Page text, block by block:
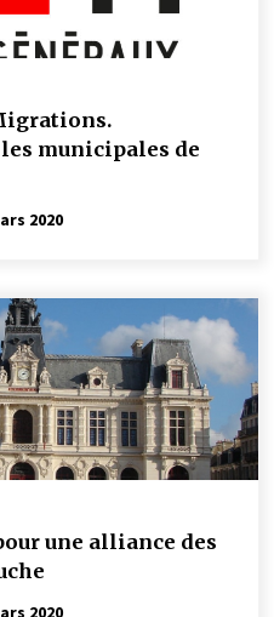
municipales de
2020
une alliance des
2020